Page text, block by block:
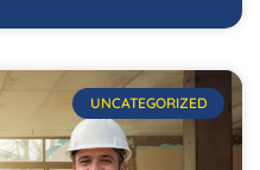
UNCATEGORIZED